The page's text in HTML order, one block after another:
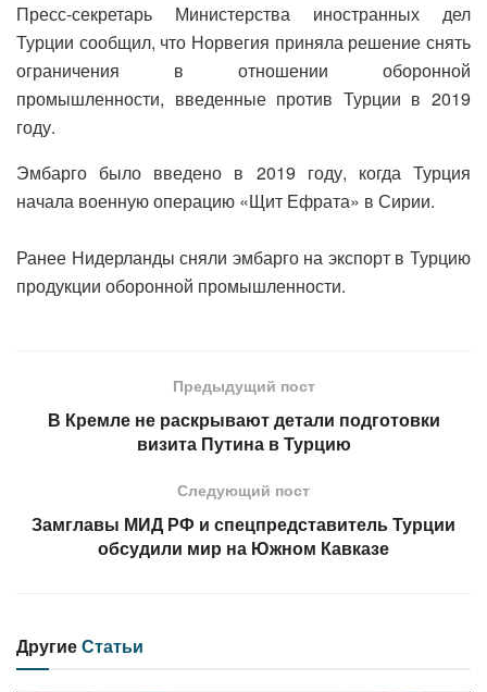
Пресс-секретарь Министерства иностранных дел
Турции сообщил, что Норвегия приняла решение снять
ограничения в отношении оборонной
промышленности, введенные против Турции в 2019
году.
Эмбарго было введено в 2019 году, когда Турция
начала военную операцию «Щит Ефрата» в Сирии.
Ранее Нидерланды сняли эмбарго на экспорт в Турцию
продукции оборонной промышленности.
Предыдущий пост
В Кремле не раскрывают детали подготовки
визита Путина в Турцию
Следующий пост
Замглавы МИД РФ и спецпредставитель Турции
обсудили мир на Южном Кавказе
ДругиеСтатьи